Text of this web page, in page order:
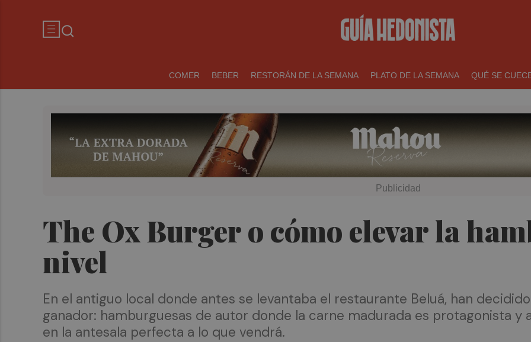
COMER BEBER RESTORÁN DE LA SEMANA PLATO DE LA SEMANA QUÉ SE
The Ox Burger o cómo elevar la
nivel
En el antiguo local donde antes se levantaba el restaurante Beluá, han
ganador: hamburguesas de autor donde la carne madurada es protagonista
en la antesala perfecta a lo que vendrá.